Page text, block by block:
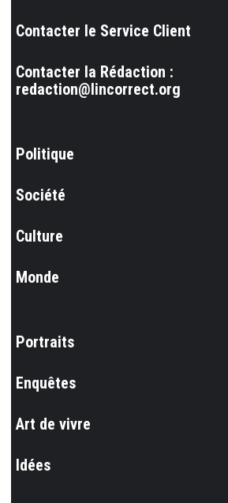
Contacter le Service Client
Contacter la Rédaction :
redaction@lincorrect.org
Politique
Société
Culture
Monde
Portraits
Enquêtes
Art de vivre
Idées